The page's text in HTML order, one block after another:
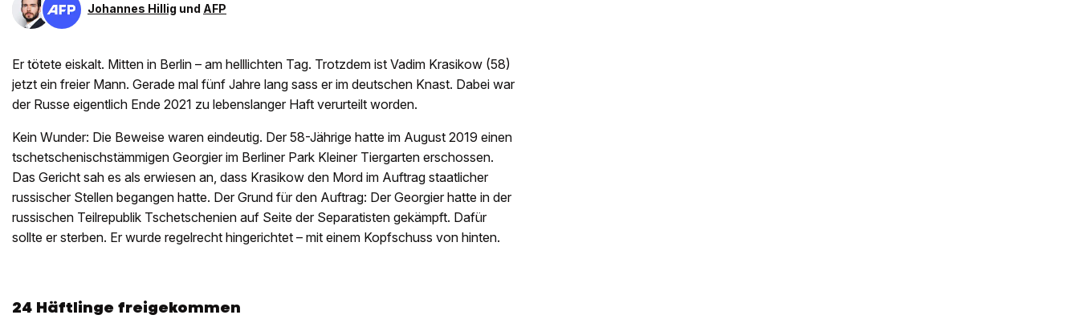
Johannes Hillig und AFP
Er tötete eiskalt. Mitten in Berlin – am helllichten Tag. Trotzdem ist Vadim Krasikow (58)
jetzt ein freier Mann. Gerade mal fünf Jahre lang sass er im deutschen Knast. Dabei war
der Russe eigentlich Ende 2021 zu lebenslanger Haft verurteilt worden.
Kein Wunder: Die Beweise waren eindeutig. Der 58-Jährige hatte im August 2019 einen
tschetschenischstämmigen Georgier im Berliner Park Kleiner Tiergarten erschossen.
Das Gericht sah es als erwiesen an, dass Krasikow den Mord im Auftrag staatlicher
russischer Stellen begangen hatte. Der Grund für den Auftrag: Der Georgier hatte in der
russischen Teilrepublik Tschetschenien auf Seite der Separatisten gekämpft. Dafür
sollte er sterben. Er wurde regelrecht hingerichtet – mit einem Kopfschuss von hinten.
24 Häftlinge freigekommen